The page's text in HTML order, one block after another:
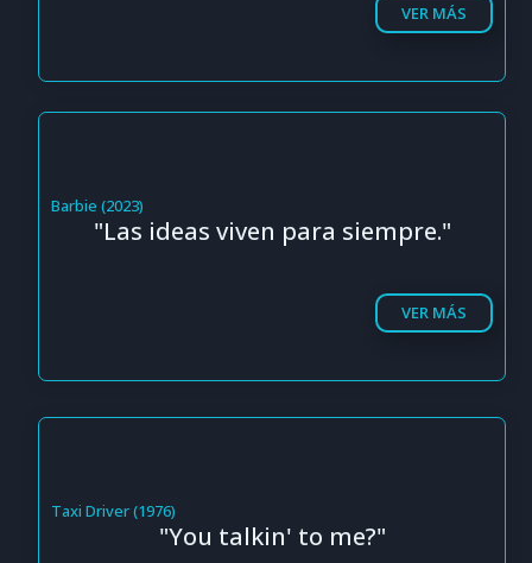
VER MÁS
Barbie (2023)
"Las ideas viven para siempre."
VER MÁS
Taxi Driver (1976)
"You talkin' to me?"